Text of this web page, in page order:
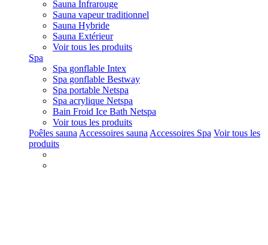
Sauna Infrarouge
Sauna vapeur traditionnel
Sauna Hybride
Sauna Extérieur
Voir tous les produits
Spa
Spa gonflable Intex
Spa gonflable Bestway
Spa portable Netspa
Spa acrylique Netspa
Bain Froid Ice Bath Netspa
Voir tous les produits
Poêles sauna Accessoires sauna Accessoires Spa Voir tous les
produits